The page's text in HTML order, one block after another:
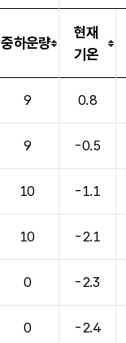
중하운량
현재
기온
9 0.8
9 -0.5
10 -1.1
10 -2.1
0 -2.3
0 -2.4